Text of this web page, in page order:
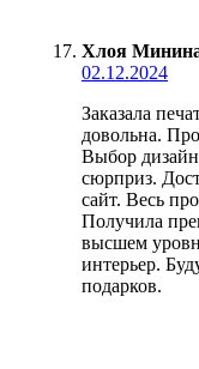
Хлоя
02.12.2024
Заказала
довольна.
Выбор
сюрприз.
сайт. Весь
Получила
высшем
интерьер.
подарков.